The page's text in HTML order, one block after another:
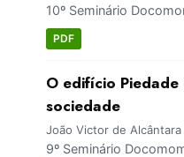
10º Seminário
PDF
O edifício Piedade
sociedade
João Victor de Alcântara
9º Seminário